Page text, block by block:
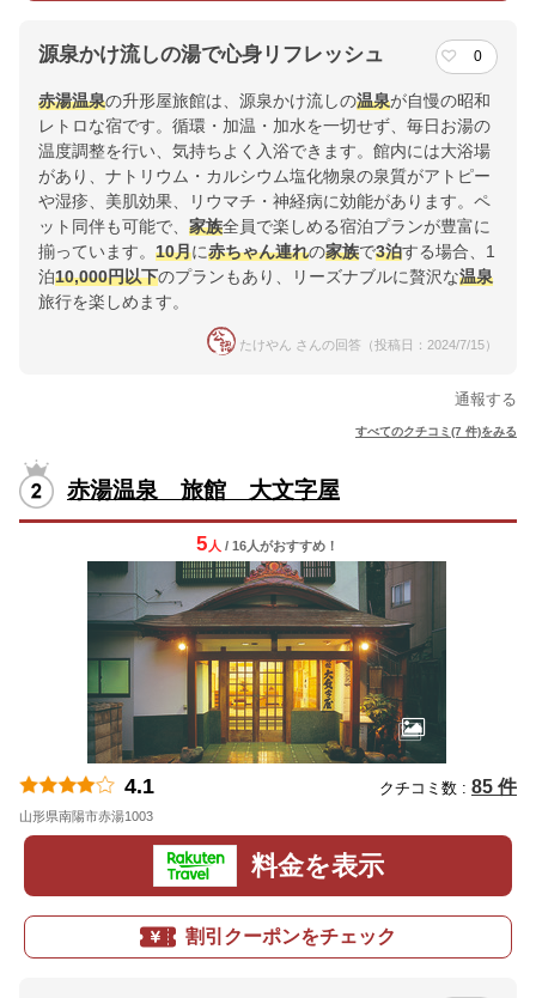
源泉かけ流しの湯で心身リフレッシュ 0
赤湯温泉の升形屋旅館は、源泉かけ流しの温泉が自慢の昭和
レトロな宿です。循環・加温・加水を一切せず、毎日お湯の
温度調整を行い、気持ちよく入浴できます。館内には大浴場
があり、ナトリウム・カルシウム塩化物泉の泉質がアトピー
や湿疹、美肌効果、リウマチ・神経病に効能があります。ペ
ット同伴も可能で、 家族全員で楽しめる宿泊プランが豊富に
揃っています。 10月に赤ちゃん連れの家族で3泊する場合、1
泊10,000円以下のプランもあり、リーズナブルに贅沢な温泉
旅行を楽しめます。
たけやん さんの回答（投稿日：2024/7/15）
通報する
すべてのクチコミ(7 件)をみる
赤湯温泉 旅館 大文字屋
5 人 / 16人がおすすめ！
4.1 クチコミ数 : 85 件
山形県南陽市赤湯1003
料金を表示
割引クーポンをチェック